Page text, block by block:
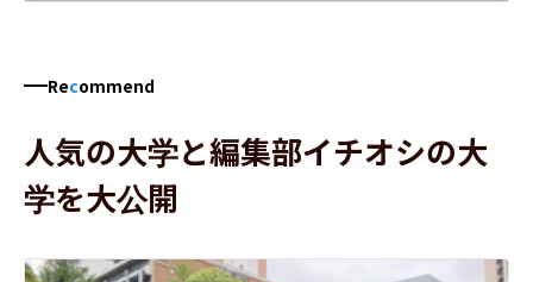
Recommend
人気の大学と編集部イチオシの大
学を大公開